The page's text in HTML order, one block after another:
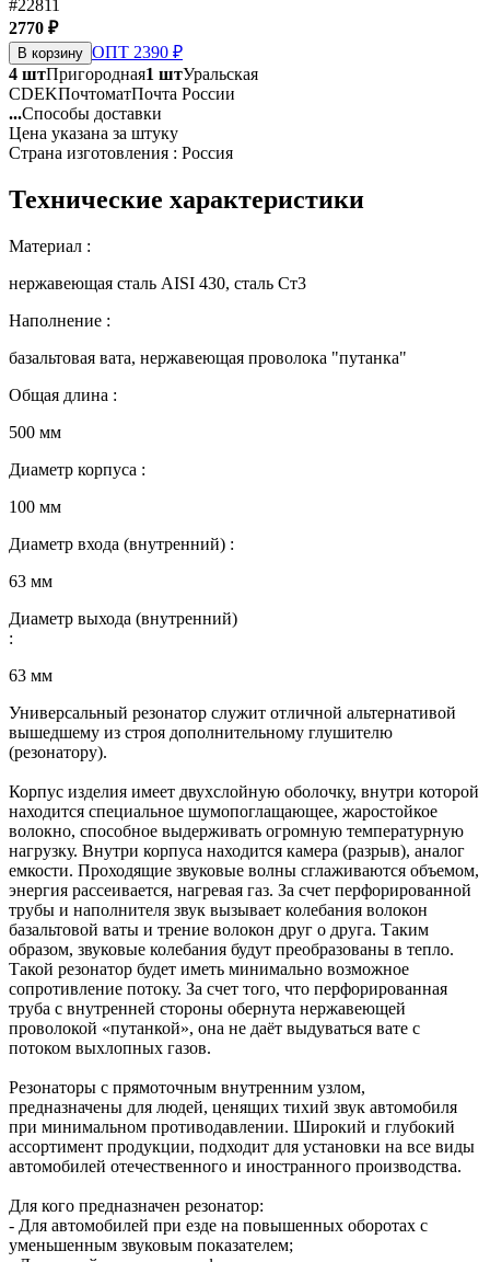
#22811
2770 ₽
В корзину ОПТ 2390 ₽
4 штПригородная1 штУральская
CDEKПочтоматПочта России
...Способы доставки
Цена указана за штуку
Страна изготовления : Россия
Технические характеристики
Материал :
нержавеющая сталь AISI 430, сталь Ст3
Наполнение :
базальтовая вата, нержавеющая проволока "путанка"
Общая длина :
500 мм
Диаметр корпуса :
100 мм
Диаметр входа (внутренний) :
63 мм
Диаметр выхода (внутренний)
:
63 мм
Универсальный резонатор служит отличной альтернативой
вышедшему из строя дополнительному глушителю
(резонатору).
Корпус изделия имеет двухслойную оболочку, внутри которой
находится специальное шумопоглащающее, жаростойкое
волокно, способное выдерживать огромную температурную
нагрузку. Внутри корпуса находится камера (разрыв), аналог
емкости. Проходящие звуковые волны сглаживаются объемом,
энергия рассеивается, нагревая газ. За счет перфорированной
трубы и наполнителя звук вызывает колебания волокон
базальтовой ваты и трение волокон друг о друга. Таким
образом, звуковые колебания будут преобразованы в тепло.
Такой резонатор будет иметь минимально возможное
сопротивление потоку. За счет того, что перфорированная
труба с внутренней стороны обернута нержавеющей
проволокой «путанкой», она не даёт выдуваться вате с
потоком выхлопных газов.
Резонаторы с прямоточным внутренним узлом,
предназначены для людей, ценящих тихий звук автомобиля
при минимальном противодавлении. Широкий и глубокий
ассортимент продукции, подходит для установки на все виды
автомобилей отечественного и иностранного производства.
Для кого предназначен резонатор:
- Для автомобилей при езде на повышенных оборотах с
уменьшенным звуковым показателем;